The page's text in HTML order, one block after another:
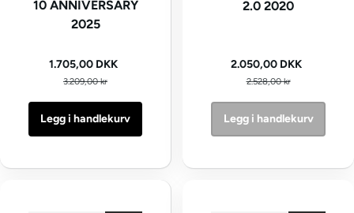
10 ANNIVERSARY
2025
Kampanjepris
1.705,00 DKK
Vanlig pris
3.209,00 kr
Legg i handlekurv
2.0 2020
Kampanjepris
2.050,00 DKK
Vanlig pris
2.528,00 kr
Legg i handlekurv